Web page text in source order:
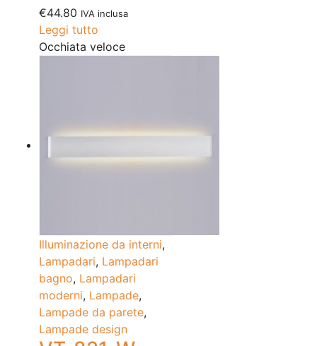
€44.80 IVA inclusa
Leggi tutto
Occhiata veloce
Illuminazione da interni,
Lampadari, Lampadari
bagno, Lampadari
moderni, Lampade,
Lampade da parete,
Lampade design